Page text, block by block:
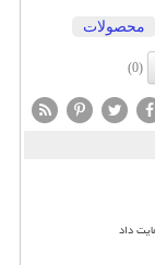
محصولات
(0)